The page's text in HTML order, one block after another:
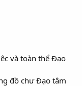
và toàn thể Đạo
đồ chư Đạo tâm